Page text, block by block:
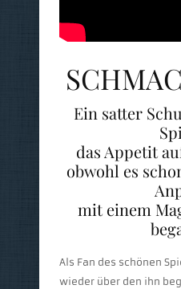
Ein satter
das Appetit
obwohl es
mit einem
Als Fan des schönen
wieder über den ihn